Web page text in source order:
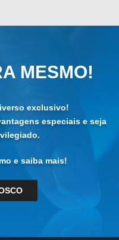
MESMO!
exclusivo!
especiais e seja
e saiba mais!